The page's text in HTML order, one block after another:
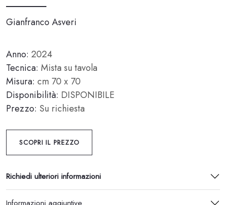
Gianfranco Asveri
Anno: 2024
Tecnica: Mista su tavola
Misura: cm 70 x 70
Disponibilità: DISPONIBILE
Prezzo: Su richiesta
SCOPRI IL PREZZO
Richiedi ulteriori informazioni